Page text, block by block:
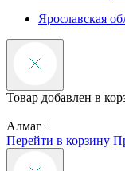
Ярославская
Товар добавлен в
Алмаг+
Перейти в корзину